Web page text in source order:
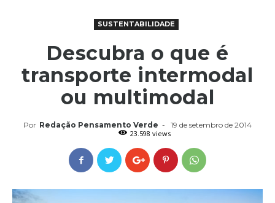
SUSTENTABILIDADE
Descubra o que é
transporte intermodal
ou multimodal
Por Redação Pensamento Verde -
19 de setembro de 2014
23.598 views